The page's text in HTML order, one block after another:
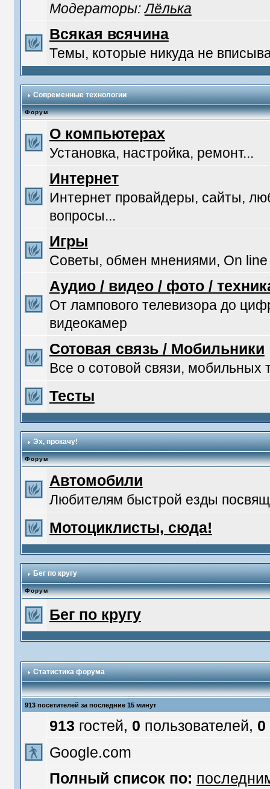
Модераторы:Лёлька
Всякая всячина
Темы, которые никуда не
Современные технологии
Форум
О компьютерах
Установка, настройка, ремонт...
Интернет
Интернет провайдеры, сайты,
вопросы...
Игры
Советы, обмен мнениями, On line
Аудио / видео / фото /
От лампового телевизора до
видеокамер
Сотовая связь / Мобильники
Все о сотовой связи, мобильных
Тесты
Эх, прокачу!
Форум
Автомобили
Любителям быстрой езды
Мотоциклисты, сюда!
Бег по кругу
Форум
Бег по кругу
Статистика форума
913 посетителей за последние 15 минут
913 гостей, 0 пользователей, 0
Google.com
Полный список по: